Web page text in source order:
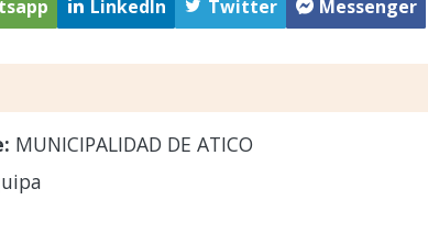
LinkedIn Twitter Messenger
MUNICIPALIDAD DE ATICO